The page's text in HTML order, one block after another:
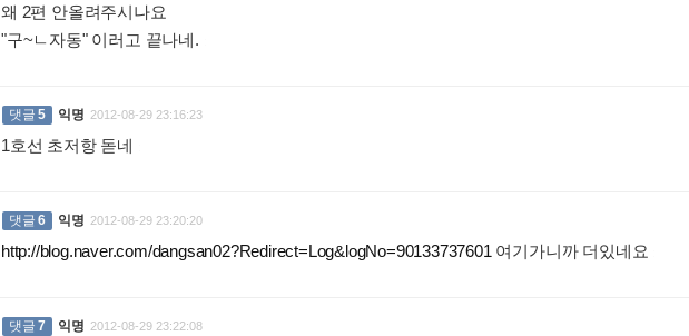
왜 2편 안올려주시나요
"구~ㄴ자동" 이러고 끝나네.
댓글5 익명 2012-08-29 23:16:23
1호선 초저항 돋네
댓글6 익명 2012-08-29 23:20:20
http://blog.naver.com/dangsan02?Redirect=Log&logNo=90133737601 여기가니까 더있네요
댓글7 익명 2012-08-29 23:22:08